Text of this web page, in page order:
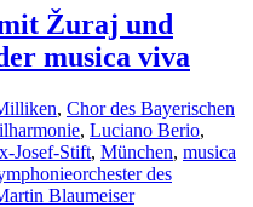
Žuraj und
musica viva
, Chor des Bayerischen
, Luciano Berio,
Josef-Stift, München, musica
des
Blaumeiser